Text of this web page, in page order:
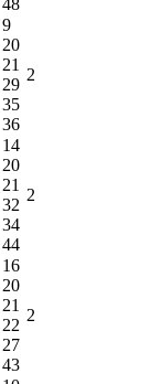
9
20
21
29
35
36
2
14
20
21
32
34
44
2
16
20
21
22
27
43
2